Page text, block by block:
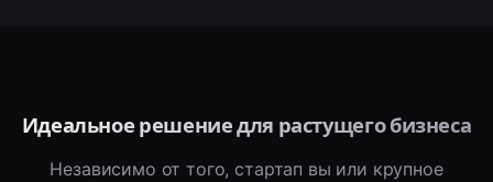
Идеальное решение для растущего бизнеса
Независимо от того, стартап вы или крупное